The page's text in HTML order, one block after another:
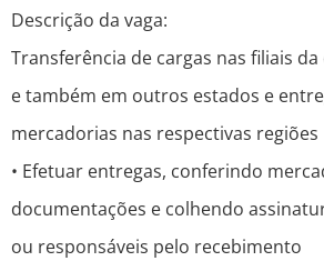
Descrição da vaga:
Transferência de cargas nas filiais
e também em outros estados e
mercadorias nas respectivas regiões
• Efetuar entregas, conferindo
documentações e colhendo
ou responsáveis pelo recebimento